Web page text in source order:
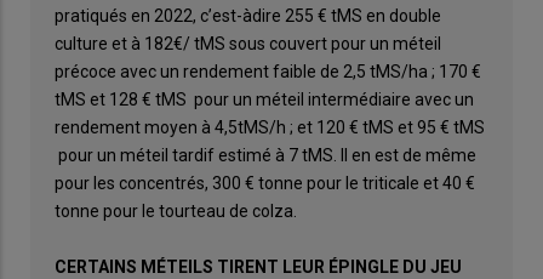
pratiqués en 2022, c’est-àdire 255 € tMS en double
culture et à 182€/ tMS sous couvert pour un méteil
précoce avec un rendement faible de 2,5 tMS/ha ; 170 €
tMS et 128 € tMS pour un méteil intermédiaire avec un
rendement moyen à 4,5tMS/h ; et 120 € tMS et 95 € tMS
pour un méteil tardif estimé à 7 tMS. Il en est de même
pour les concentrés, 300 € tonne pour le triticale et 40 €
tonne pour le tourteau de colza.
CERTAINS MÉTEILS TIRENT LEUR ÉPINGLE DU JEU